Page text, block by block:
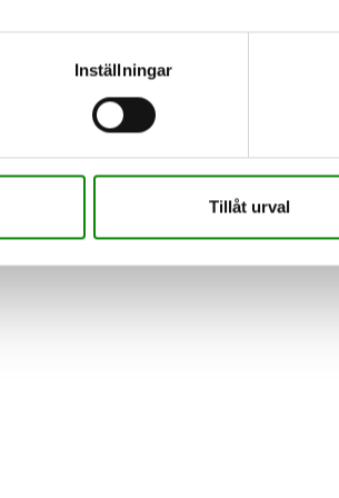
Inställningar
Tillåt urval
el.